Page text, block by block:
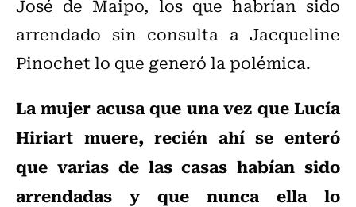
José de Maipo, los que habrían sido
arrendado sin consulta a Jacqueline
Pinochet lo que generó la polémica.
La mujer acusa que una vez que Lucía
Hiriart muere, recién ahí se enteró
que varias de las casas habían sido
arrendadas y que nunca ella lo